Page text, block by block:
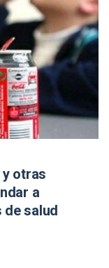
otras
a
salud